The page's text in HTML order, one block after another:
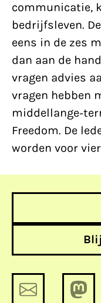
communicatie,
bedrijfsleven.
eens in de zes
dan aan de
vragen advies
vragen hebben
middellange-
Freedom. De
worden voor